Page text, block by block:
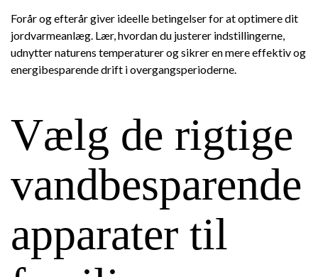
Forår og efterår giver ideelle betingelser for at optimere dit
jordvarmeanlæg. Lær, hvordan du justerer indstillingerne,
udnytter naturens temperaturer og sikrer en mere effektiv og
energibesparende drift i overgangsperioderne.
Vælg de rigtige
vandbesparende
apparater til